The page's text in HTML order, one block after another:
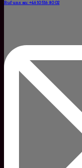
Ruf uns an: +46 10 516 80 02